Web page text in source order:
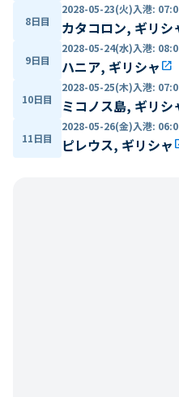
8日目
2028-05-23(火)入港:
カタコロン, ギリシ
9日目
2028-05-24(水)入港:
ハニア, ギリシャ open_in_new
10日目
2028-05-25(木)入港:
ミコノス島, ギリシ
11日目
2028-05-26(金)入港:
ピレウス, ギリシャ